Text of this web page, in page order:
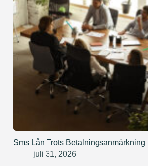
Sms Lån Trots Betalningsanmärkning
juli 31, 2026